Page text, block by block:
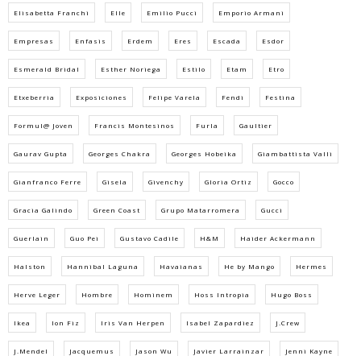
Elisabetta Franchi Elle Emilio Pucci Emporio Armani
Empresas Enfasis Erdem Eres Escada Esdor
Esmerald Bridal Esther Noriega Estilo Etam Etro
Etxeberria Exposiciones Felipe Varela Fendi Festina
Formul@ Joven Francis Montesinos Furla Gaultier
Gaurav Gupta Georges Chakra Georges Hobeika Giambattista Valli
Gianfranco Ferre Gisela Givenchy Gloria Ortiz Gocco
Gracia Galindo Green Coast Grupo Matarromera Gucci
Guerlain Guo Pei Gustavo Cadile H&M Haider Ackermann
Halston Hannibal Laguna Havaianas He by Mango Hermes
Herve Leger Hombre Hominem Hoss Intropia Hugo Boss
Ikea Ion Fiz Iris Van Herpen Isabel Zapardiez J.Crew
J.Mendel Jacquemus Jason Wu Javier Larrainzar Jenni Kayne